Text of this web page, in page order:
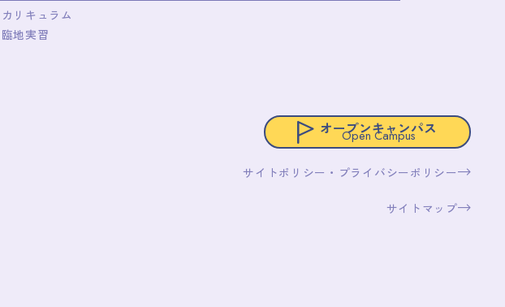
カリキュラム
臨地実習
オープンキャンパス
Open Campus
サイトポリシー・プライバシーポリシー
サイトマップ